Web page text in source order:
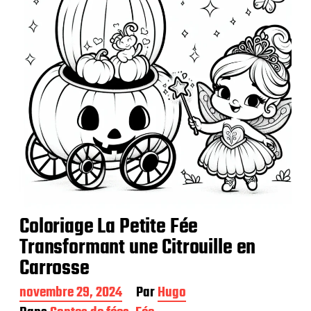
Coloriage La Petite Fée
Transformant une Citrouille en
Carrosse
D
novembre 29, 2024 ParHugo